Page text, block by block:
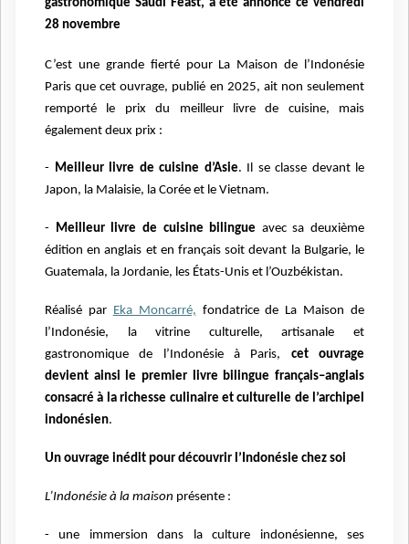
gastronomique Saudi Feast, a été annoncé ce vendredi
28 novembre
C’est une grande fierté pour La Maison de l’Indonésie
Paris que cet ouvrage, publié en 2025, ait non seulement
remporté le prix du meilleur livre de cuisine, mais
également deux prix :
- Meilleur livre de cuisine d’Asie. Il se classe devant le
Japon, la Malaisie, la Corée et le Vietnam.
- Meilleur livre de cuisine bilingue avec sa deuxième
édition en anglais et en français soit devant la Bulgarie, le
Guatemala, la Jordanie, les États-Unis et l’Ouzbékistan.
Réalisé par Eka Moncarré, fondatrice de La Maison de
l’Indonésie, la vitrine culturelle, artisanale et
gastronomique de l’Indonésie à Paris, cet ouvrage
devient ainsi le premier livre bilingue français–anglais
consacré à la richesse culinaire et culturelle de l’archipel
indonésien.
Un ouvrage inédit pour découvrir l’Indonésie chez soi
L’Indonésie à la maison présente :
- une immersion dans la culture indonésienne, ses